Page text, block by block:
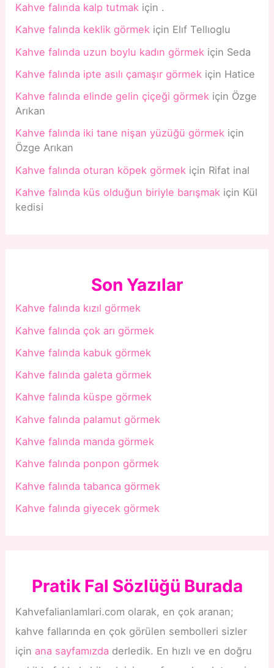
Kahve falında kalp tutmak için .
Kahve falında keklik görmek için Elıf Tellıoglu
Kahve falında uzun boylu kadın görmek için Seda
Kahve falında ipte asılı çamaşır görmek için Hatice
Kahve falında elinde gelin çiçeği görmek için Özge
Arıkan
Kahve falında iki tane nişan yüzüğü görmek için
Özge Arıkan
Kahve falında oturan köpek görmek için Rifat inal
Kahve falında küs olduğun biriyle barışmak için Kül
kedisi
Son Yazılar
Kahve falında kızıl görmek
Kahve falında çok arı görmek
Kahve falında kabuk görmek
Kahve falında galeta görmek
Kahve falında küspe görmek
Kahve falında palamut görmek
Kahve falında manda görmek
Kahve falında ponpon görmek
Kahve falında tabanca görmek
Kahve falında giyecek görmek
Pratik Fal Sözlüğü Burada
Kahvefalianlamlari.com olarak, en çok aranan;
kahve fallarında en çok görülen sembolleri sizler
için ana sayfamızda derledik. En hızlı ve en doğru